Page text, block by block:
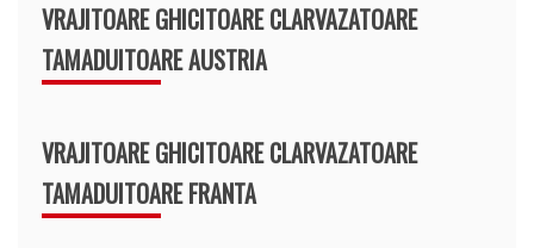
VRAJITOARE GHICITOARE CLARVAZATOARE
TAMADUITOARE AUSTRIA
VRAJITOARE GHICITOARE CLARVAZATOARE
TAMADUITOARE FRANTA